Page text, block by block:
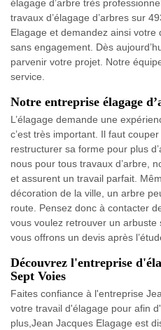
élagage d’arbre très
travaux d’élagage d’arbres sur
Elagage et demandez ainsi votre
sans engagement. Dès
parvenir votre projet. Notre
service.
Notre entreprise élagage
L’élagage demande une
c’est très important. Il faut
restructurer sa forme pour plus
nous pour tous travaux d’arbre,
et assurent un travail parfait.
décoration de la ville, un arbre
route. Pensez donc à contacter
vous voulez retrouver un
vous offrons un devis après
Découvrez l'entreprise
Sept Voies
Faites confiance à l'entreprise
votre travail d'élagage pour afin
plus,Jean Jacques Elagage est